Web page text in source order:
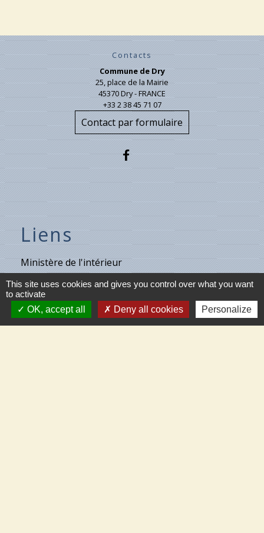
Contacts
Commune de Dry
25, place de la Mairie
45370 Dry - FRANCE
+33 2 38 45 71 07
Contact par formulaire
Liens
Ministère de l'intérieur
Météo France
Vigicrues
This site uses cookies and gives you control over what you want
to activate
OK, accept all
Deny all cookies Personalize